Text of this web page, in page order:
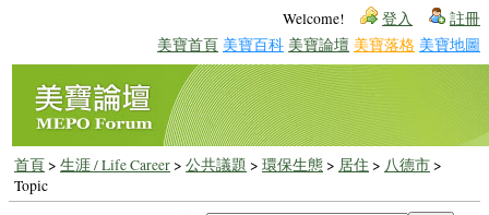
Welcome! 登入 註冊
美寶首頁 美寶百科 美寶論壇 美寶落格 美寶地圖
首頁> 生涯 / Life Career> 公共議題 > 環保生態> 居住 > 八德市>
Topic